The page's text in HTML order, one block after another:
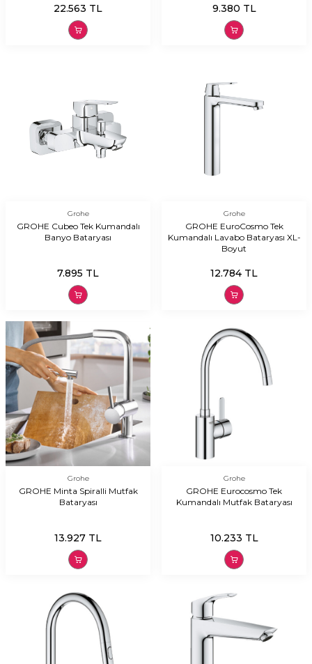
22.563 TL 9.380 TL
Grohe
GROHE Cubeo Tek Kumandalı
Banyo Bataryası
7.895 TL
Grohe
GROHE EuroCosmo Tek
Kumandalı Lavabo Bataryası XL-
Boyut
12.784 TL
Grohe
GROHE Minta Spiralli Mutfak
Bataryası
13.927 TL
Grohe
GROHE Eurocosmo Tek
Kumandalı Mutfak Bataryası
10.233 TL